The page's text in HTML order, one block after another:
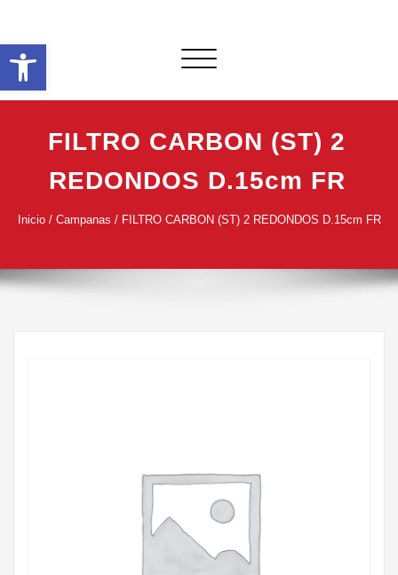
Abrir barra de herramientas
contenido
Alternar
FILTRO CARBON (ST) 2
REDONDOS D.15cm FR
Inicio/ Campanas / FILTRO CARBON (ST) 2 REDONDOS D.15cm FR